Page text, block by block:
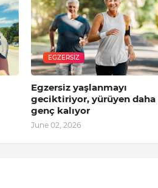
EGZERSIZ
Egzersiz yaşlanmayı
geciktiriyor, yürüyen daha
genç kalıyor
June 02, 2026